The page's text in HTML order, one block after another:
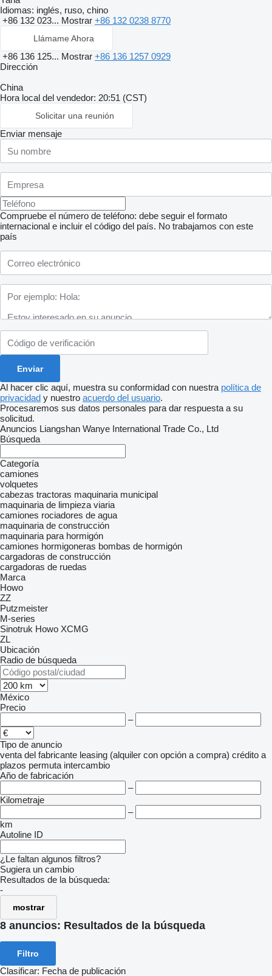
Idiomas: inglés, ruso, chino
+86 132 023... Mostrar +86 132 0238 8770
Llámame Ahora
+86 136 125... Mostrar +86 136 1257 0929
Dirección
China
Hora local del vendedor: 20:51 (CST)
Solicitar una reunión
Enviar mensaje
Compruebe el número de teléfono: debe seguir el formato
internacional e incluir el código del país. No trabajamos con este
país
Al hacer clic aquí, muestra su conformidad con nuestra política de
privacidad y nuestro acuerdo del usuario.
Procesaremos sus datos personales para dar respuesta a su
solicitud.
Anuncios Liangshan Wanye International Trade Co., Ltd
Búsqueda
Categoría
camiones
volquetes
cabezas tractoras maquinaria municipal
maquinaria de limpieza viaria
camiones rociadores de agua
maquinaria de construcción
maquinaria para hormigón
camiones hormigoneras bombas de hormigón
cargadoras de construcción
cargadoras de ruedas
Marca
Howo
ZZ
Putzmeister
M-series
Sinotruk Howo XCMG
ZL
Ubicación
Radio de búsqueda
México
Precio
–
Tipo de anuncio
venta del fabricante leasing (alquiler con opción a compra) crédito a
plazos permuta intercambio
Año de fabricación
–
Kilometraje
–
km
Autoline ID
¿Le faltan algunos filtros?
Sugiera un cambio
Resultados de la búsqueda:
-
mostrar
8 anuncios: Resultados de la búsqueda
Filtro
Clasificar: Fecha de publicación